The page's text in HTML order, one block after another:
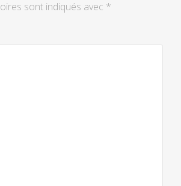
sont indiqués avec *